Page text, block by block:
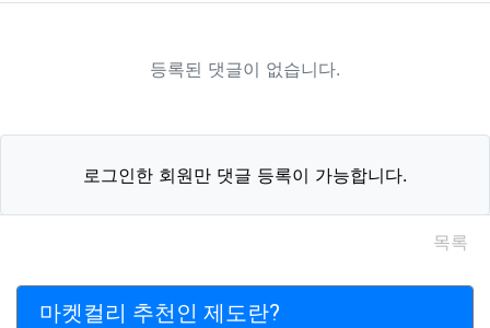
등록된 댓글이 없습니다.
로그인한 회원만 댓글 등록이 가능합니다.
목록
마켓컬리 추천인 제도란?